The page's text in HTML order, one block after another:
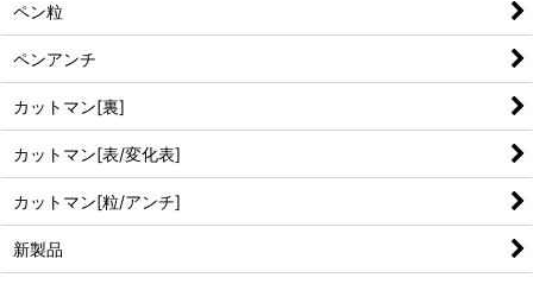
ペン粒
ペンアンチ
カットマン[裏]
カットマン[表/変化表]
カットマン[粒/アンチ]
新製品